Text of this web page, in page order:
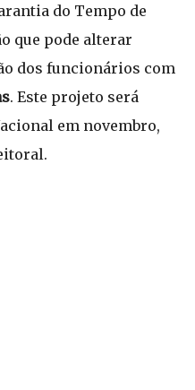
do Tempo de
que pode alterar
dos funcionários com
. Este projeto será
em novembro,